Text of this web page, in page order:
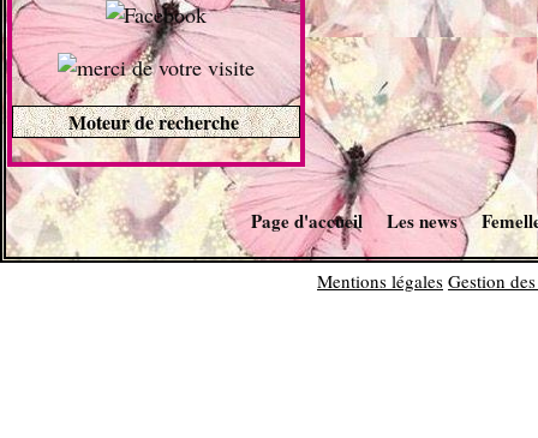
Moteur de recherche
Page d'accueil Les news
Mentions légales Gestion